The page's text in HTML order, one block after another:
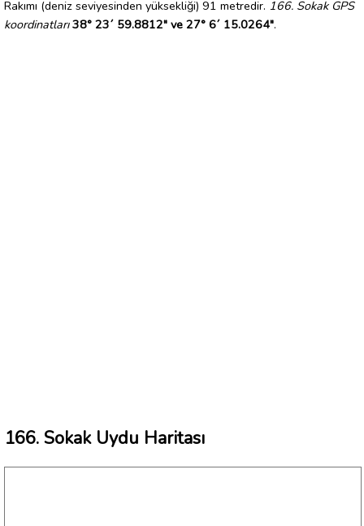
Rakımı (deniz seviyesinden yüksekliği) 91 metredir. 166. Sokak GPS
koordinatları 38° 23´ 59.8812" ve 27° 6´ 15.0264".
166. Sokak Uydu Haritası